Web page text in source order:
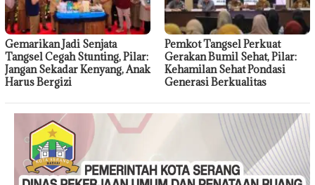
Gemarikan Jadi Senjata
Tangsel Cegah Stunting, Pilar:
Jangan Sekadar Kenyang, Anak
Harus Bergizi
Pemkot Tangsel Perkuat
Gerakan Bumil Sehat, Pilar:
Kehamilan Sehat Pondasi
Generasi Berkualitas